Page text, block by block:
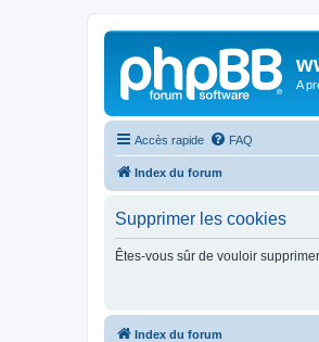
A
Accès rapide FAQ
Index du forum
Supprimer les cookies
Êtes-vous sûr de vouloir
Index du forum